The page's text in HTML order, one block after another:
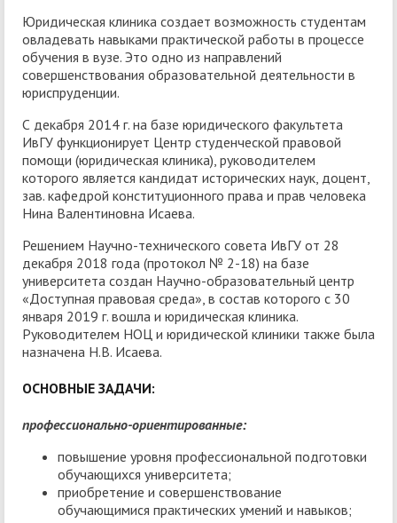
Юридическая клиника создает возможность студентам
овладевать навыками практической работы в процессе
обучения в вузе. Это одно из направлений
совершенствования образовательной деятельности в
юриспруденции.
С декабря 2014 г. на базе юридического факультета
ИвГУ функционирует Центр студенческой правовой
помощи (юридическая клиника), руководителем
которого является кандидат исторических наук, доцент,
зав. кафедрой конституционного права и прав человека
Нина Валентиновна Исаева.
Решением Научно-технического совета ИвГУ от 28
декабря 2018 года (протокол № 2-18) на базе
университета создан Научно-образовательный центр
«Доступная правовая среда», в состав которого с 30
января 2019 г. вошла и юридическая клиника.
Руководителем НОЦ и юридической клиники также была
назначена Н.В. Исаева.
ОСНОВНЫЕ ЗАДАЧИ:
профессионально-ориентированные:
повышение уровня профессиональной подготовки
обучающихся университета;
приобретение и совершенствование
обучающимися практических умений и навыков;